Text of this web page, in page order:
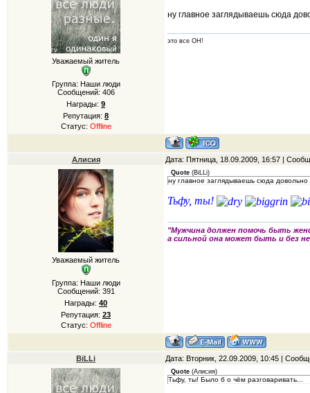
Уважаемый житель
Группа: Наши люди
Сообщений: 406
Награды: 9
Репутация: 8
Статус: Offline
ну главное заглядываешь сюда
это все ОН!
Алисия Дата: Пятница, 18.09.2009, 16:57 |
Уважаемый житель
Группа: Наши люди
Сообщений: 391
Награды: 40
Репутация: 23
Статус: Offline
Quote (BiLLi)
ну главное заглядываешь сюда довольно
Тьфу, ты!
"Мужчина должен помочь быть
а сильной она может быть и без
BiLLi Дата: Вторник, 22.09.2009, 10:45 |
Quote (Алисия)
Тьфу, ты! Было б о чём разговаривать...